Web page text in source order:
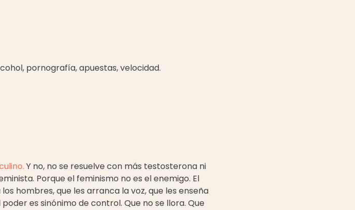
pornografía, apuestas, velocidad.
Y no, no se resuelve con más testosterona ni
Porque el feminismo no es el enemigo. El
hombres, que les arranca la voz, que les enseña
es sinónimo de control. Que no se llora. Que